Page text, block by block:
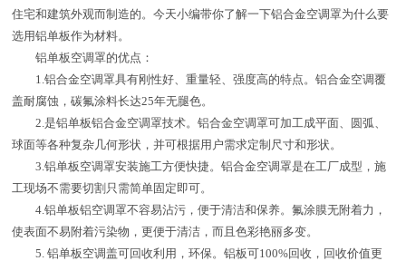
住宅和建筑外观而制造的。今天小编带你了解一下铝合金空调罩为什么要
选用铝单板作为材料。
铝单板空调罩的优点：
1.铝合金空调罩具有刚性好、重量轻、强度高的特点。铝合金空调覆
盖耐腐蚀，碳氟涂料长达25年无腿色。
2.是铝单板铝合金空调罩技术。铝合金空调罩可加工成平面、圆弧、
球面等各种复杂几何形状，并可根据用户需求定制尺寸和形状。
3.铝单板空调罩安装施工方便快捷。铝合金空调罩是在工厂成型，施
工现场不需要切割只需简单固定即可。
4.铝单板铝空调罩不容易沾污，便于清洁和保养。氟涂膜无附着力，
使表面不易附着污染物，更便于清洁，而且色彩艳丽多变。
5. 铝单板空调盖可回收利用，环保。铝板可100%回收，回收价值更